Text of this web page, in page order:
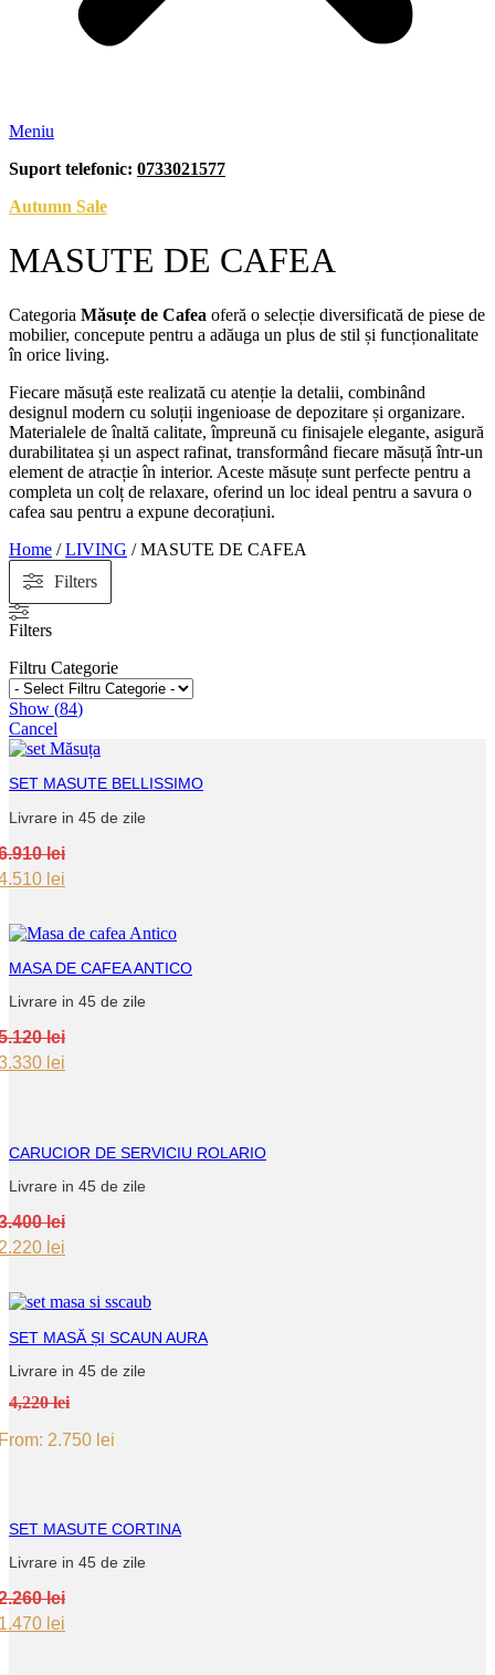
Meniu
Suport telefonic: 0733021577
Autumn Sale
MASUTE DE CAFEA
Categoria Măsuțe de Cafea oferă o selecție diversificată de piese de
mobilier, concepute pentru a adăuga un plus de stil și funcționalitate
în orice living.
Fiecare măsuță este realizată cu atenție la detalii, combinând
designul modern cu soluții ingenioase de depozitare și organizare.
Materialele de înaltă calitate, împreună cu finisajele elegante, asigură
durabilitatea și un aspect rafinat, transformând fiecare măsuță într-un
element de atracție în interior. Aceste măsuțe sunt perfecte pentru a
completa un colț de relaxare, oferind un loc ideal pentru a savura o
cafea sau pentru a expune decorațiuni.
Home /LIVING / MASUTE DE CAFEA
Filters
Filters
Filtru Categorie
Show (84)
Cancel
SET MASUTE BELLISSIMO
Livrare in 45 de zile
lei
lei.
lei
4.510 lei.
MASA DE CAFEA ANTICO
Livrare in 45 de zile
lei
lei
CARUCIOR DE SERVICIU ROLARIO
Livrare in 45 de zile
lei
lei.
lei
2.220 lei.
SET MASĂ ȘI SCAUN AURA
Livrare in 45 de zile
4,220 lei
2.750 lei
SET MASUTE CORTINA
Livrare in 45 de zile
lei
lei